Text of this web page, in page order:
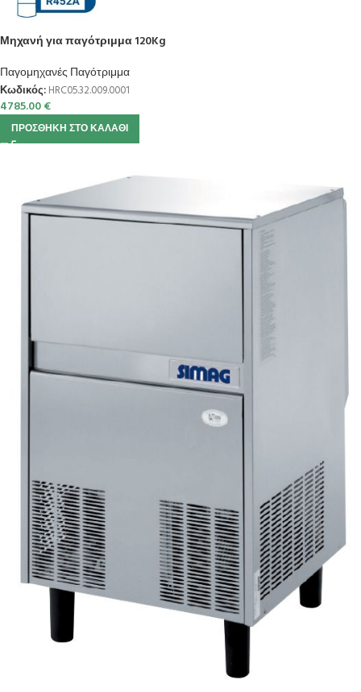
Μηχανή για παγότριμμα 120Kg
Παγομηχανές Παγότριμμα
Κωδικός: HRC05.32.009.0001
4785.00€
ΠΡΟΣΘΉΚΗ ΣΤΟ ΚΑΛΆΘΙ